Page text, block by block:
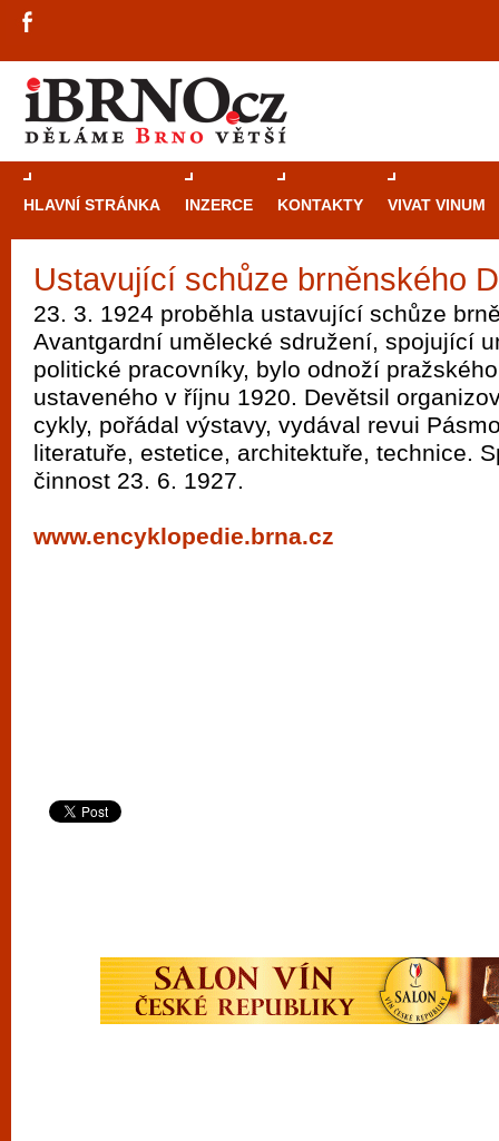
HLAVNÍ STRÁNKA INZERCE KONTAKTY VIVAT VINUM
Ustavující schůze brněnského
23. 3. 1924 proběhla ustavující schůze
Avantgardní umělecké sdružení, spojující
politické pracovníky, bylo odnoží
ustaveného v říjnu 1920. Devětsil
cykly, pořádal výstavy, vydával revui
literatuře, estetice, architektuře, technice.
činnost 23. 6. 1927.
www.encyklopedie.brna.cz
Průvodce
Brně: Od
automaty
Brno je
zajímavé
restaurace,
Mimo jiné je ale také místem, kde si
metropoli naleznete širokou nabídku her